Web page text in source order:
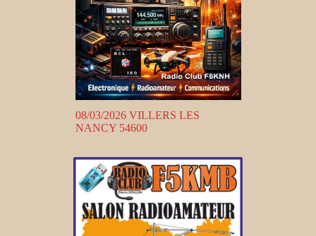
08/03/2026 VILLERS LES
NANCY 54600